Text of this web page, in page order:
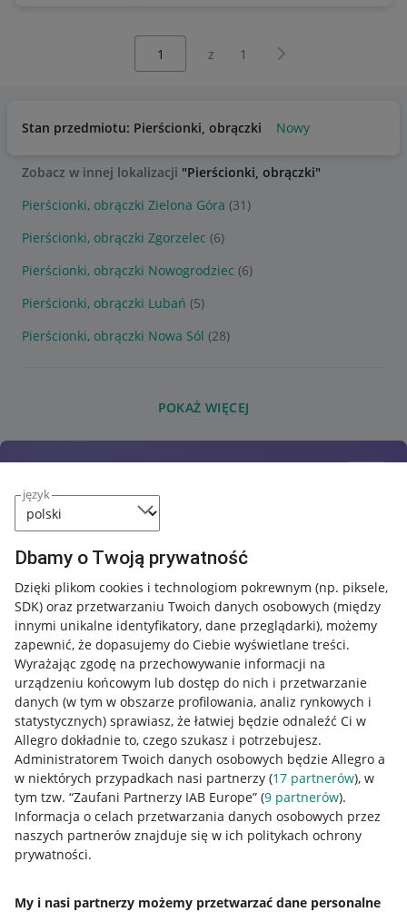
język
Dbamy o Twoją prywatność
Dzięki plikom cookies i technologiom pokrewnym (np. piksele,
SDK) oraz przetwarzaniu Twoich danych osobowych (między
innymi unikalne identyfikatory, dane przeglądarki), możemy
zapewnić, że dopasujemy do Ciebie wyświetlane treści.
Wyrażając zgodę na przechowywanie informacji na
urządzeniu końcowym lub dostęp do nich i przetwarzanie
danych (w tym w obszarze profilowania, analiz rynkowych i
statystycznych) sprawiasz, że łatwiej będzie odnaleźć Ci w
Allegro dokładnie to, czego szukasz i potrzebujesz.
Administratorem Twoich danych osobowych będzie Allegro a
w niektórych przypadkach nasi partnerzy (17 partnerów), w
tym tzw. “Zaufani Partnerzy IAB Europe” (9 partnerów).
Informacja o celach przetwarzania danych osobowych przez
naszych partnerów znajduje się w ich politykach ochrony
prywatności.
My i nasi partnerzy możemy przetwarzać dane personalne
z 1 Następna strona
Stan przedmiotu: Pierścionki, obrączki Nowy
Zobacz w innej lokalizacji "Pierścionki, obrączki"
Pierścionki, obrączki Zielona Góra (31)
Pierścionki, obrączki Zgorzelec (6)
Pierścionki, obrączki Nowogrodziec (6)
Pierścionki, obrączki Lubań (5)
Pierścionki, obrączki Nowa Sól (28)
POKAŻ WIĘCEJ
Przydatne informacje
Jak to działa